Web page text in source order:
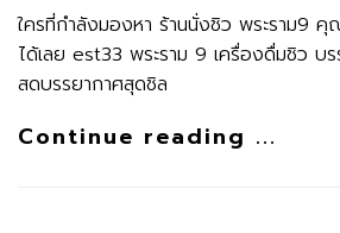
ใครที่กำลังมองหา ร้านนั่งชิว พระราม9
ได้เลย est33 พระราม 9 เครื่องดื่มชิว บ
สดบรรยากาศสุดชิล
Continue reading ...